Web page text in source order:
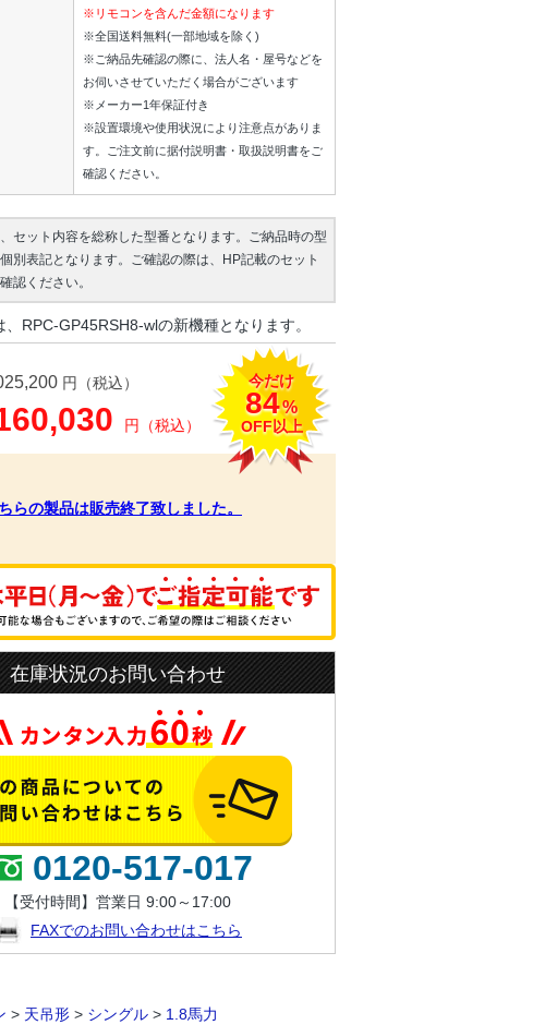
※リモコンを含んだ金額になります
※全国送料無料(一部地域を除く)
※ご納品先確認の際に、法人名・屋号などを
お伺いさせていただく場合がございます
※メーカー1年保証付き
※設置環境や使用状況により注意点がありま
す。ご注文前に据付説明書・取扱説明書をご
確認ください。
セット内容を総称した型番となります。ご納品時の型
別表記となります。ご確認の際は、HP記載のセット
認ください。
、RPC-GP45RSH8-wlの新機種となります。
円（税込）
円（税込）
今だけ
84%
OFF以上
らの製品は販売終了致しました。
在庫状況のお問い合わせ
0120-517-017
【受付時間】営業日 9:00～17:00
FAXでのお問い合わせはこちら
> 天吊形 > シングル > 1.8馬力